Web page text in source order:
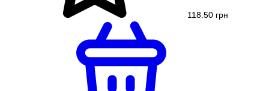
118.50 грн